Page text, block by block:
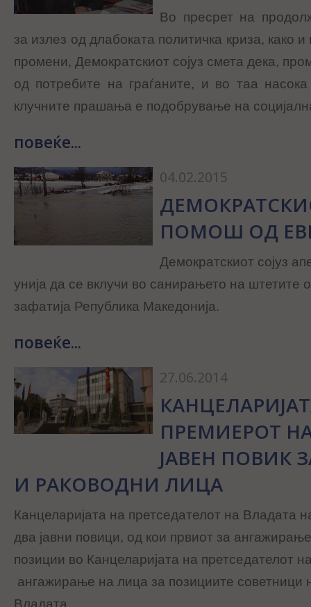
Во пресрет на
за излез од длабоката политичка криза, како
промени, Демократскиот сојуз смета дека,
од потребите на граѓаните, и во таа
клучните прашања е подобрување на
повеќе...
04.02.2015
ПОМОШ ОД
Демократскиот сојуз
унија да се вклучи во санирањето на штетите
зафатија Република Македонија.
повеќе...
27.06.2014
ПРЕМИЕРОТ
ЈАВЕН ПОВИК
И РАКОВОДНИ ЛИЦА
Канцеларијата на претседателот на Владата
два јавни повици, од кои првиот за
позиции во Канцеларијата на претседателот
ангажирање на лица за позициите советници
Владата.